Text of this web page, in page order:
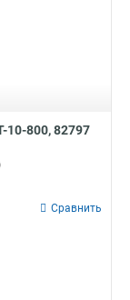
10-800, 82797
Сравнить